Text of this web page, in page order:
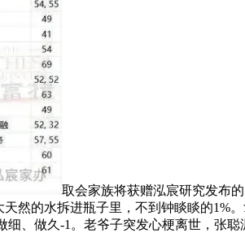
取会家族将获赠泓宸研究发布
然的水拆进瓶子里，不到钟睒睒的1%
、做久-1。老爷子突发心梗离世，张